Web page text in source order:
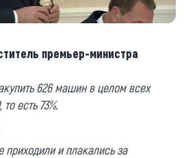
премьер-министра
626 машин в целом всех
есть 73%.
и плакались за